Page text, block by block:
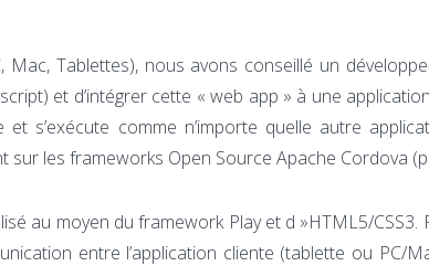
Mac, Tablettes), nous avons conseillé un
et d’intégrer cette « web app » à une
et s’exécute comme n’importe quelle autre
les frameworks Open Source Apache Cordova
au moyen du framework Play et d »HTML5/
entre l’application cliente (tablette ou PC/